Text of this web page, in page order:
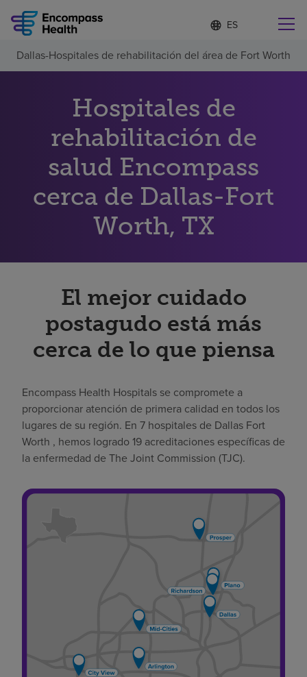
Lista
de
idiomas
d
o
m
e
e
c
c
i
n
a
d
Encuentre una localidad cerca de usted
Por qué debe elegirnos
Servicios de rehabilitación
Pacientes y cuidadores
Acerca de nosotros
Buscar un centro
Empleos
Pagar mi factura
Dallas-Hospitales de rehabilitación del área de Fort Worth
Hospitales de
rehabilitación de
salud Encompass
cerca de Dallas-Fort
Worth, TX
El mejor cuidado
postagudo está más
cerca de lo que piensa
Encompass Health Hospitals se compromete a
proporcionar atención de primera calidad en todos los
lugares de su región. En 7 hospitales de Dallas Fort
Worth , hemos logrado 19 acreditaciones específicas de
la enfermedad de The Joint Commission (TJC).